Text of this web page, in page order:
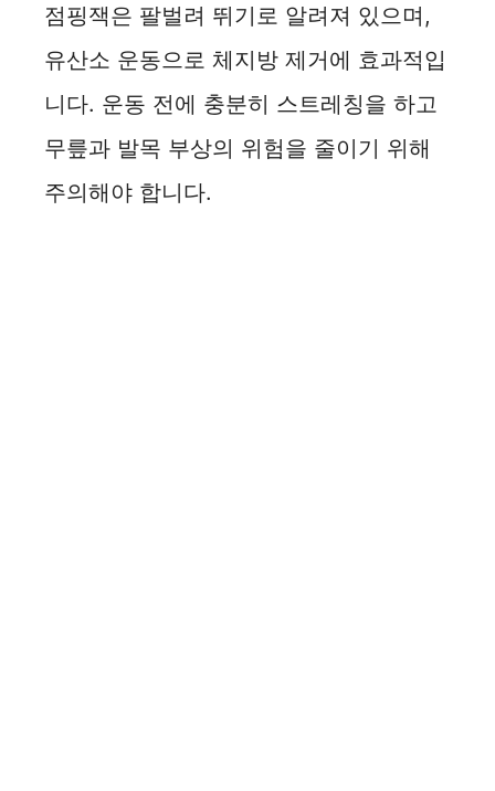
점핑잭은 팔벌려 뛰기로 알려져 있으며,
유산소 운동으로 체지방 제거에 효과적입
니다. 운동 전에 충분히 스트레칭을 하고
무릎과 발목 부상의 위험을 줄이기 위해
주의해야 합니다.